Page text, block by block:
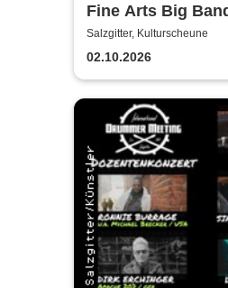
Fine Arts Big
amerikanischer
Stories
Salzgitter, Kulturscheune
02.10.2026